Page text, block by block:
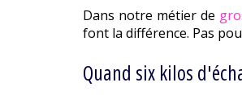
Dans notre métier de
font la différence. Pas
Quand six kilos